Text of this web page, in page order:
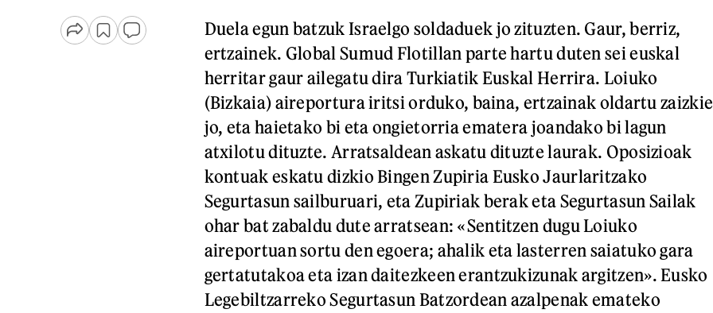
Duela egun batzuk Israelgo soldaduek jo zituzten. Gaur, berriz,
ertzainek. Global Sumud Flotillan parte hartu duten sei euskal
herritar gaur ailegatu dira Turkiatik Euskal Herrira. Loiuko
(Bizkaia) aireportura iritsi orduko, baina, ertzainak oldartu
jo, eta haietako bi eta ongietorria ematera joandako bi lagun
atxilotu dituzte. Arratsaldean askatu dituzte laurak. Oposizioak
kontuak eskatu dizkio Bingen Zupiria Eusko Jaurlaritzako
Segurtasun sailburuari, eta Zupiriak berak eta Segurtasun Sailak
ohar bat zabaldu dute arratsean: «Sentitzen dugu Loiuko
aireportuan sortu den egoera; ahalik eta lasterren saiatuko gara
gertatutakoa eta izan daitezkeen erantzukizunak argitzen». Eusko
Legebiltzarreko Segurtasun Batzordean azalpenak emateko